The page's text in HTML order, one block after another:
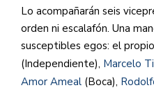
Lo acompañarán seis
orden ni escalafón. Una
susceptibles egos: el
(Independiente), Marcelo
Amor Ameal (Boca),